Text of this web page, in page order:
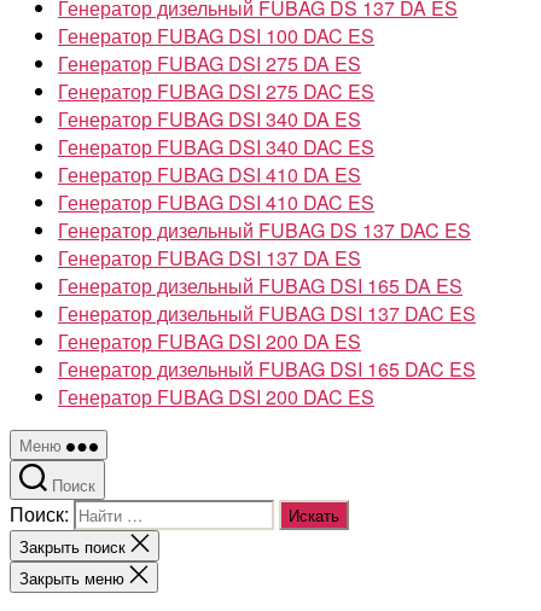
Генератор дизельный FUBAG DS 137 DA ES
Генератор FUBAG DSI 100 DAC ES
Генератор FUBAG DSI 275 DA ES
Генератор FUBAG DSI 275 DAC ES
Генератор FUBAG DSI 340 DA ES
Генератор FUBAG DSI 340 DAC ES
Генератор FUBAG DSI 410 DA ES
Генератор FUBAG DSI 410 DAC ES
Генератор дизельный FUBAG DS 137 DAC ES
Генератор FUBAG DSI 137 DA ES
Генератор дизельный FUBAG DSI 165 DA ES
Генератор дизельный FUBAG DSI 137 DAC ES
Генератор FUBAG DSI 200 DA ES
Генератор дизельный FUBAG DSI 165 DAC ES
Генератор FUBAG DSI 200 DAC ES
Меню
Поиск
Поиск:
Закрыть поиск
Закрыть меню